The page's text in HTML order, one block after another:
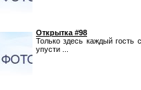
Открытка #98
Только здесь каждый гость
упусти ...